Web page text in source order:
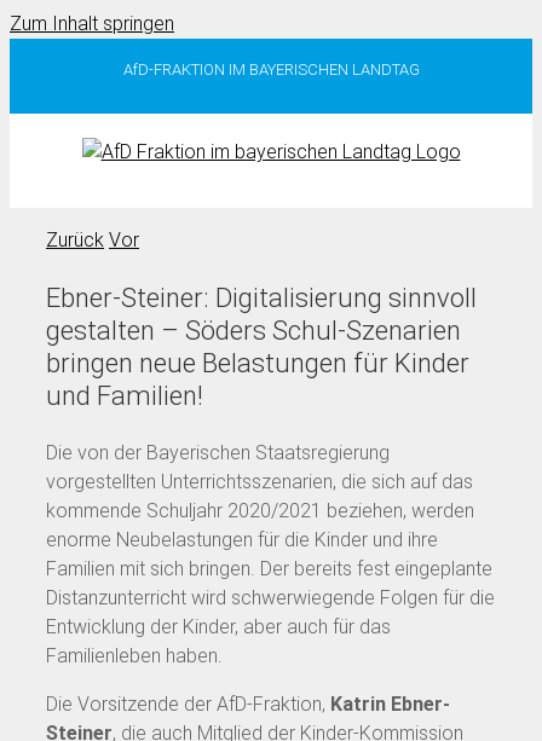
Zum Inhalt springen
AfD-FRAKTION IM BAYERISCHEN LANDTAG
Zurück Vor
Ebner-Steiner: Digitalisierung sinnvoll
gestalten – Söders Schul-Szenarien
bringen neue Belastungen für Kinder
und Familien!
Die von der Bayerischen Staatsregierung
vorgestellten Unterrichtsszenarien, die sich auf das
kommende Schuljahr 2020/2021 beziehen, werden
enorme Neubelastungen für die Kinder und ihre
Familien mit sich bringen. Der bereits fest eingeplante
Distanzunterricht wird schwerwiegende Folgen für die
Entwicklung der Kinder, aber auch für das
Familienleben haben.
Die Vorsitzende der AfD-Fraktion, Katrin Ebner-
Steiner, die auch Mitglied der Kinder-Kommission